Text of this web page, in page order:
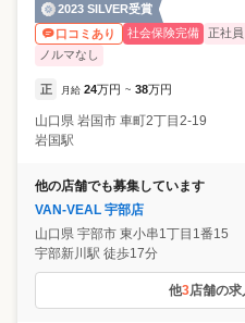
2023 SILVER受賞
口コミあり
社会保険完備 正社員
ノルマなし
正 月給 24万円 ~ 38万円
山口県 岩国市 車町2丁目2-19
岩国駅
他の店舗でも募集しています
VAN-VEAL 宇部店
山口県 宇部市 東小串1丁目1番15
宇部新川駅 徒歩17分
他3店舗の求